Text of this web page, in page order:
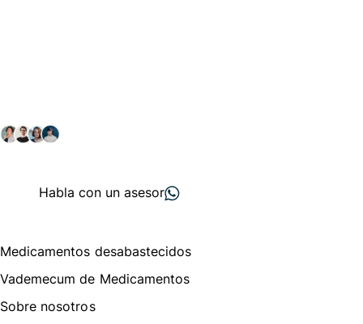
Habla con un asesor
Medicamentos desabastecidos
Vademecum de Medicamentos
Sobre nosotros